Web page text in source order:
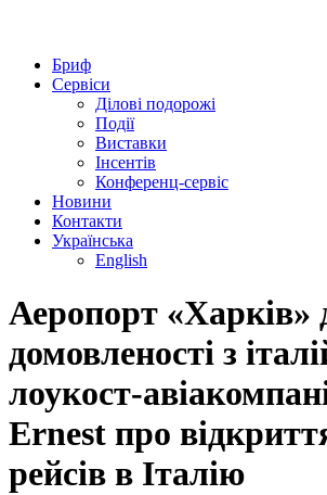
Бриф
Сервіси
Ділові подорожі
Події
Виставки
Інсентів
Конференц-сервіс
Новини
Контакти
Українська
English
Аеропорт «Харків»
домовленості з
лоукост-
Ernest про
рейсів в Італію